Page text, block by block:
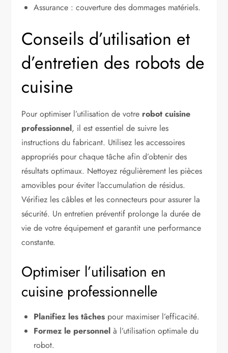
Assurance : couverture des dommages matériels.
Conseils d’utilisation et
d’entretien des robots de
cuisine
Pour optimiser l’utilisation de votre robot cuisine
professionnel, il est essentiel de suivre les
instructions du fabricant. Utilisez les accessoires
appropriés pour chaque tâche afin d’obtenir des
résultats optimaux. Nettoyez régulièrement les pièces
amovibles pour éviter l’accumulation de résidus.
Vérifiez les câbles et les connecteurs pour assurer la
sécurité. Un entretien préventif prolonge la durée de
vie de votre équipement et garantit une performance
constante.
Optimiser l’utilisation en
cuisine professionnelle
Planifiez les tâches pour maximiser l’efficacité.
Formez le personnel à l’utilisation optimale du
robot.